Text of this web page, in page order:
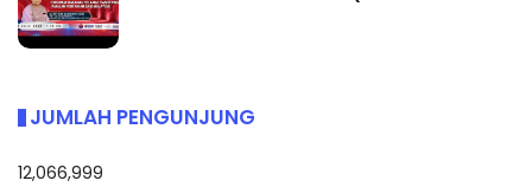
JUMLAH PENGUNJUNG
12,066,999